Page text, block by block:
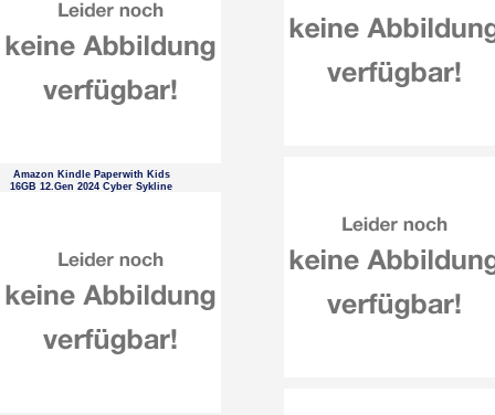
Amazon Kindle Paperwith Kids
16GB 12.Gen 2024 Cyber Sykline